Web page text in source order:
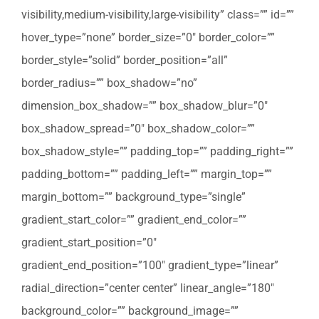
visibility,medium-visibility,large-visibility” class=”” id=””
hover_type=”none” border_size=”0″ border_color=””
border_style=”solid” border_position=”all”
border_radius=”” box_shadow=”no”
dimension_box_shadow=”” box_shadow_blur=”0″
box_shadow_spread=”0″ box_shadow_color=””
box_shadow_style=”” padding_top=”” padding_right=””
padding_bottom=”” padding_left=”” margin_top=””
margin_bottom=”” background_type=”single”
gradient_start_color=”” gradient_end_color=””
gradient_start_position=”0″
gradient_end_position=”100″ gradient_type=”linear”
radial_direction=”center center” linear_angle=”180″
background_color=”” background_image=””